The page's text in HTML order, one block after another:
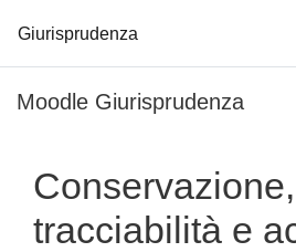
Giurisprudenza
Moodle Giurisprudenza
Conservazione,
tracciabilità e